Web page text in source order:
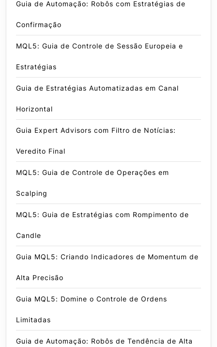
Guia de Automação: Robôs com Estratégias de
Confirmação
MQL5: Guia de Controle de Sessão Europeia e
Estratégias
Guia de Estratégias Automatizadas em Canal
Horizontal
Guia Expert Advisors com Filtro de Notícias:
Veredito Final
MQL5: Guia de Controle de Operações em
Scalping
MQL5: Guia de Estratégias com Rompimento de
Candle
Guia MQL5: Criando Indicadores de Momentum de
Alta Precisão
Guia MQL5: Domine o Controle de Ordens
Limitadas
Guia de Automação: Robôs de Tendência de Alta